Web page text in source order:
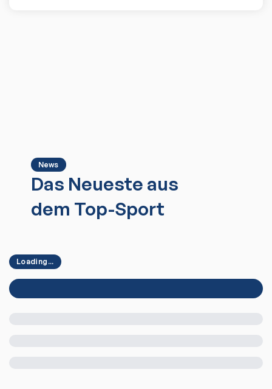
News
Das Neueste aus
dem Top-Sport
Loading...